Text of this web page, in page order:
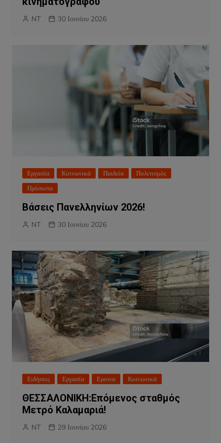
NT 30 Ιουνίου 2026
Εργασία Κοινωνικά Παιδεία
Πολιτισμός
Πρόσωπα
Βάσεις Πανελληνίων 2026!
NT 30 Ιουνίου 2026
Ειδήσεις Εργασία Ερευνα Κοινωνικά
ΘΕΣΣΑΛΟΝΙΚΗ:Επόμενος σταθμός
Μετρό Καλαμαριά!
NT 29 Ιουνίου 2026